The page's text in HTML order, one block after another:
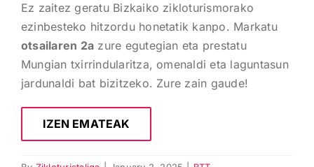
Ez zaitez geratu Bizkaiko zikloturismorako
ezinbesteko hitzordu honetatik kanpo. Markatu
otsailaren 2a zure egutegian eta prestatu
Mungian txirrindularitza, omenaldi eta laguntasun
jardunaldi bat bizitzeko. Zure zain gaude!
IZEN EMATEAK